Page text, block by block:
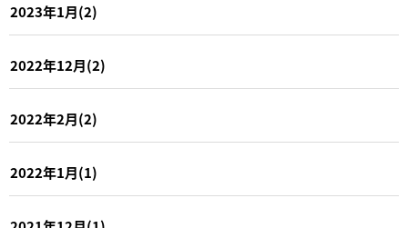
2023年1月(2)
2022年12月(2)
2022年2月(2)
2022年1月(1)